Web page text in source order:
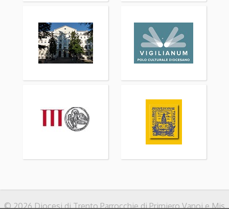
© 2026 Diocesi di Trento Parrocchie di Primiero Vanoi e Mis